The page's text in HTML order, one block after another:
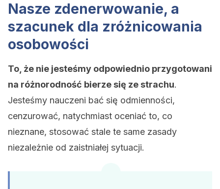
Nasze zdenerwowanie, a
szacunek dla zróżnicowania
osobowości
To, że nie jesteśmy odpowiednio przygotowani
na różnorodność bierze się ze strachu.
Jesteśmy nauczeni bać się odmienności,
cenzurować, natychmiast oceniać to, co
nieznane, stosować stale te same zasady
niezależnie od zaistniałej sytuacji.